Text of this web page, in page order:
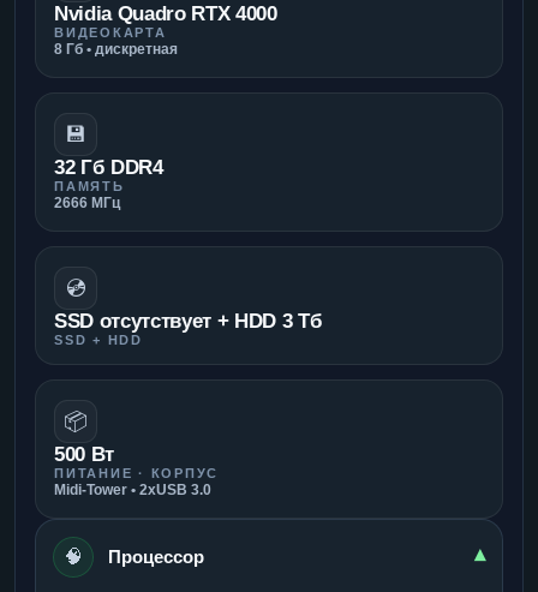
Nvidia Quadro RTX 4000
ВИДЕОКАРТА
8 Гб • дискретная
💾
32 Гб DDR4
ПАМЯТЬ
2666 МГц
💿
SSD отсутствует + HDD 3 Тб
SSD + HDD
📦
500 Вт
ПИТАНИЕ · КОРПУС
Midi-Tower • 2xUSB 3.0
🧠 Процессор ▾